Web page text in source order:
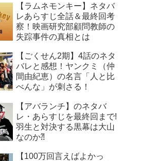
【ラムネモンキー】ネタバ
レあらすじ全話＆最終回考
察！映画研究部顧問教師の
失踪事件の真相とは
【ごくせん2期】4話のネタ
バレと感想！ヤンクミ（仲
間由紀恵）の名言「人と比
べんな」が刺さる！
【アバランチ】のネタバ
レ・あらすじを最終回まで!
羽生と対決する黒幕は大山
なのか⁈
【100万回言えばよかっ